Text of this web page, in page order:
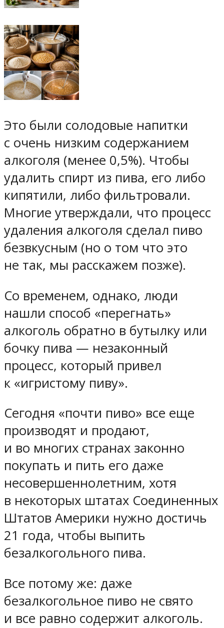
Это были солодовые напитки
с очень низким содержанием
алкоголя (менее 0,5%). Чтобы
удалить спирт из пива, его либо
кипятили, либо фильтровали.
Многие утверждали, что процесс
удаления алкоголя сделал пиво
безвкусным (но о том что это
не так, мы расскажем позже).
Со временем, однако, люди
нашли способ «перегнать»
алкоголь обратно в бутылку или
бочку пива — незаконный
процесс, который привел
к «игристому пиву».
Сегодня «почти пиво» все еще
производят и продают,
и во многих странах законно
покупать и пить его даже
несовершеннолетним, хотя
в некоторых штатах Соединенных
Штатов Америки нужно достичь
21 года, чтобы выпить
безалкогольного пива.
Все потому же: даже
безалкогольное пиво не свято
и все равно содержит алкоголь.